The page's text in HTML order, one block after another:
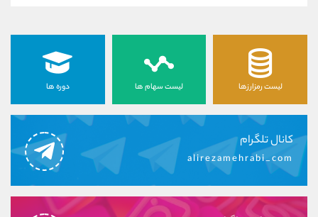
لیست رمزارزها لیست سهام ها دوره ها
کانال تلگرام
alirezamehrabi_com